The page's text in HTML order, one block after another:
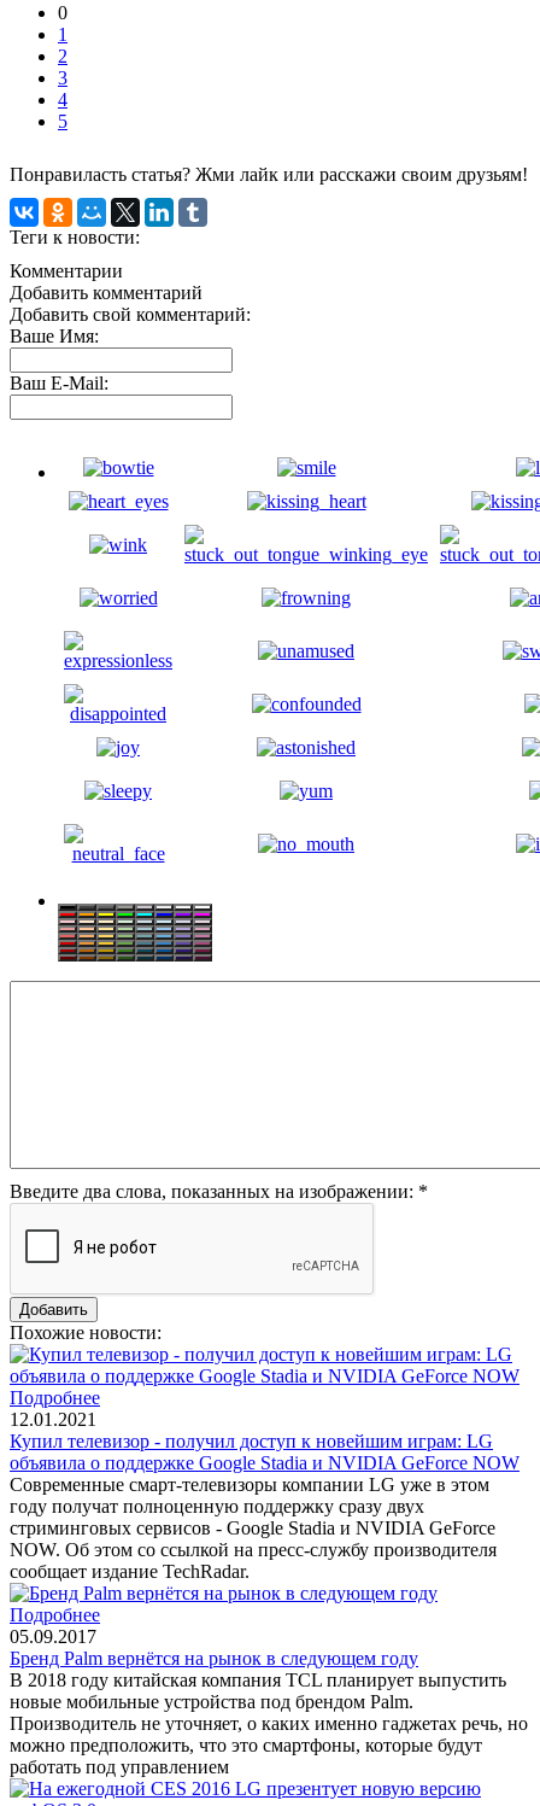
0
1
2
3
4
5
Понравиласть статья? Жми лайк или расскажи своим друзьям!
Теги к новости:
Комментарии
Добавить комментарий
Добавить свой комментарий:
Ваше Имя:
Ваш E-Mail:
Введите два слова, показанных на изображении: *
Похожие новости:
Подробнее
12.01.2021
Купил телевизор - получил доступ к новейшим играм: LG
объявила о поддержке Google Stadia и NVIDIA GeForce NOW
Современные смарт-телевизоры компании LG уже в этом
году получат полноценную поддержку сразу двух
стриминговых сервисов - Google Stadia и NVIDIA GeForce
NOW. Об этом со ссылкой на пресс-службу производителя
сообщает издание TechRadar.
Подробнее
05.09.2017
Бренд Palm вернётся на рынок в следующем году
В 2018 году китайская компания TCL планирует выпустить
новые мобильные устройства под брендом Palm.
Производитель не уточняет, о каких именно гаджетах речь, но
можно предположить, что это смартфоны, которые будут
работать под управлением